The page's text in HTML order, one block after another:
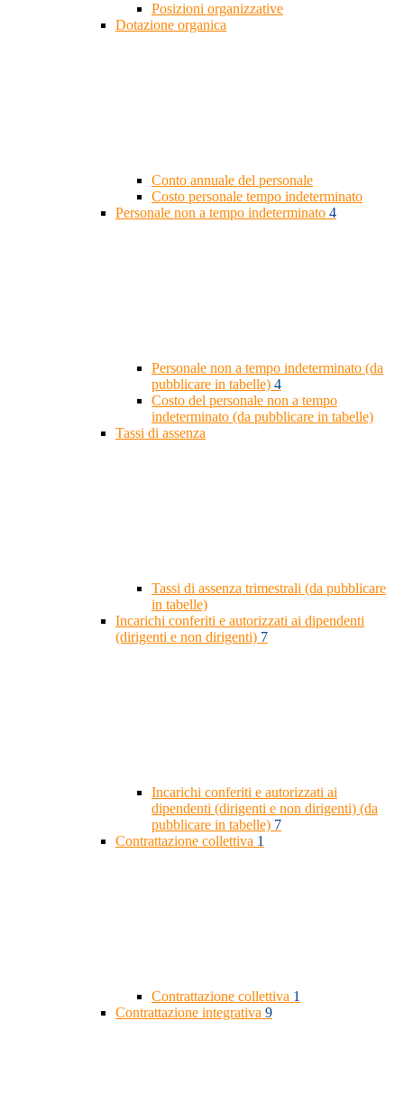
Posizioni organizzative
Dotazione organica
Conto annuale del personale
Costo personale tempo indeterminato
Personale non a tempo indeterminato 4
Personale non a tempo indeterminato (da
pubblicare in tabelle) 4
Costo del personale non a tempo
indeterminato (da pubblicare in tabelle)
Tassi di assenza
Tassi di assenza trimestrali (da pubblicare
in tabelle)
Incarichi conferiti e autorizzati ai dipendenti
(dirigenti e non dirigenti) 7
Incarichi conferiti e autorizzati ai
dipendenti (dirigenti e non dirigenti) (da
pubblicare in tabelle) 7
Contrattazione collettiva 1
Contrattazione collettiva 1
Contrattazione integrativa 9